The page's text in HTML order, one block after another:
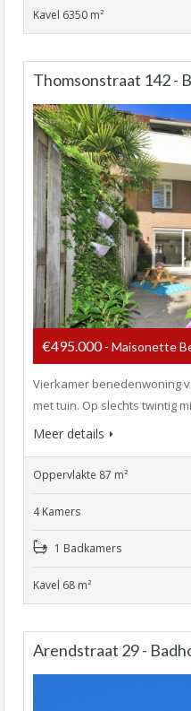
Kavel 6350 m²
Thomsonstraat 142 -
€495.000- Maisonette
Vierkamer benedenwoning
met tuin. Op slechts twintig
Meer details
Oppervlakte 87 m²
4 Kamers
1 Badkamers
Kavel 68 m²
Arendstraat 29 -